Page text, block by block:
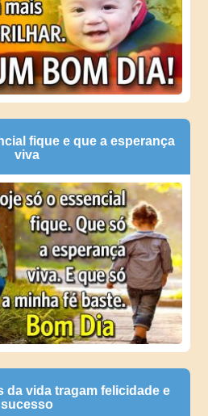
fique e que a esperança
viva
da vida tragam felicidade e
sucesso